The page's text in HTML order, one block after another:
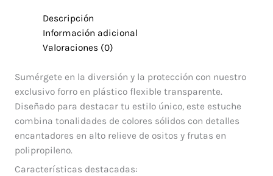
Descripción
Información adicional
Valoraciones (0)
Sumérgete en la diversión y la protección con nuestro
exclusivo forro en plástico flexible transparente.
Diseñado para destacar tu estilo único, este estuche
combina tonalidades de colores sólidos con detalles
encantadores en alto relieve de ositos y frutas en
polipropileno.
Características destacadas: